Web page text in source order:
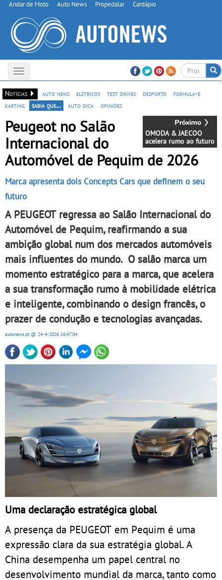
Andar de Moto Auto News Propedalar Cardápio
Toggle
navigation
Notícias
auto news elétricos test drives desporto
formula-e
karting
sabia que... auto dica opiniões
OMODA & JAECOO
acelera rumo ao futuro
Peugeot no Salão
Internacional do
Automóvel de Pequim de 2026
Marca apresenta dois Concepts Cars que definem o seu
futuro
A PEUGEOT regressa ao Salão Internacional do
Automóvel de Pequim, reafirmando a sua
ambição global num dos mercados automóveis
mais influentes do mundo. O salão marca um
momento estratégico para a marca, que acelera
a sua transformação rumo à mobilidade elétrica
e inteligente, combinando o design francês, o
prazer de condução e tecnologias avançadas.
autonews.pt @ 24-4-2026 16:47:04
Uma declaração estratégica global
A presença da PEUGEOT em Pequim é uma
expressão clara da sua estratégia global. A
China desempenha um papel central no
desenvolvimento mundial da marca, tanto como